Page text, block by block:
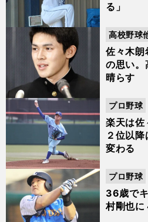
る」
佐々木朗
の思い。
晴らす
高校野球
楽天は佐
２位以
変わる
プロ野球
36歳で
村剛也に
プロ野球